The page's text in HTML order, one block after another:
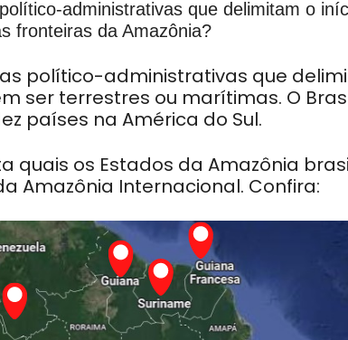
administrativas que delimitam o
fronteiras da Amazônia?
político-administrativas que
ser terrestres ou marítimas. O
países na América do Sul.
quais os Estados da Amazônia
Amazônia Internacional. Confira: